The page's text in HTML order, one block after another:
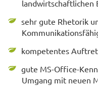
landwirtschaftlichen
sehr gute Rhetorik
kompetentes
gute MS-Office-
Umgang mit neuen